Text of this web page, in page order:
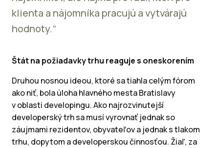
klienta a nájomníka pracujú a vytvárajú
hodnoty.“
Štát na požiadavky trhu reaguje s oneskorením
Druhou nosnou ideou, ktoré sa tiahla celým fórom
ako niť, bola úloha hlavného mesta Bratislavy
v oblasti developingu. Ako najrozvinutejší
developerský trh sa musí vyrovnať jednak so
záujmami rezidentov, obyvateľov a jednak s tlakom
trhu, dopytom a developerskou činnosťou. Žiaľ, za